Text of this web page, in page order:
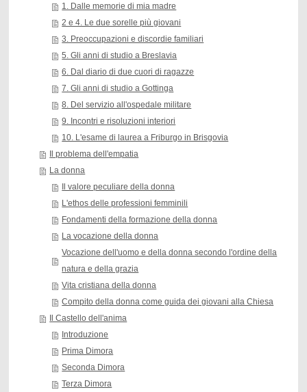
1. Dalle memorie di mia madre
2 e 4. Le due sorelle più giovani
3. Preoccupazioni e discordie familiari
5. Gli anni di studio a Breslavia
6. Dal diario di due cuori di ragazze
7. Gli anni di studio a Gottinga
8. Del servizio all'ospedale militare
9. Incontri e risoluzioni interiori
10. L'esame di laurea a Friburgo in Brisgovia
Il problema dell'empatia
La donna
Il valore peculiare della donna
L'ethos delle professioni femminili
Fondamenti della formazione della donna
La vocazione della donna
Vocazione dell'uomo e della donna secondo l'ordine della
natura e della grazia
Vita cristiana della donna
Compito della donna come guida dei giovani alla Chiesa
Il Castello dell'anima
Introduzione
Prima Dimora
Seconda Dimora
Terza Dimora